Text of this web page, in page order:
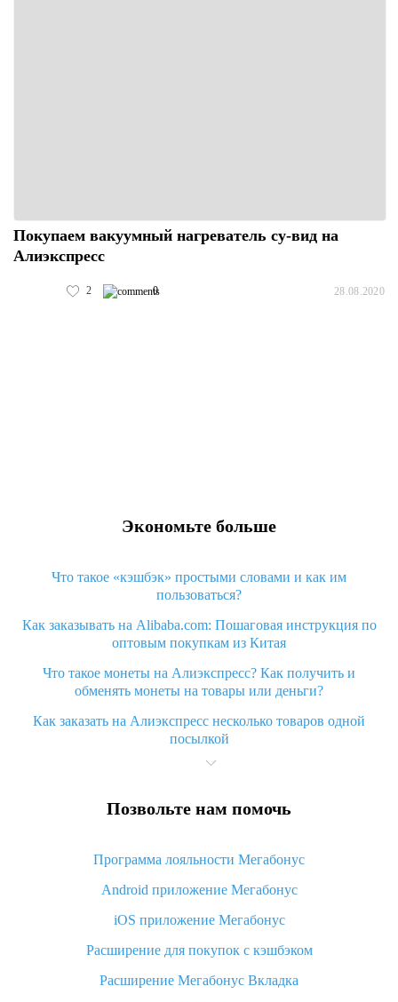
Покупаем вакуумный нагреватель су-вид на
Алиэкспресс
2 0 28.08.2020
Экономьте больше
Что такое «кэшбэк» простыми словами и как им
пользоваться?
Как заказывать на Alibaba.com: Пошаговая инструкция по
оптовым покупкам из Китая
Что такое монеты на Алиэкспресс? Как получить и
обменять монеты на товары или деньги?
Как заказать на Алиэкспресс несколько товаров одной
посылкой
Что значит статус «Заказ закрыт» на Алиэкспресс и что
Что делать, если Алиэкспресс просит ввести паспортные
Как узнать, куда пришла посылка с Алиэкспресс
Вы отменили заказ на Алиэкспресс, когда вернут деньги?
Что такое баллы на Алиэкспресс, как их получить и
«AliExpress Standard Shipping»: что это за метод доставки и
как его отслеживать
Позвольте нам помочь
Программа лояльности Мегабонус
Android приложение Мегабонус
iOS приложение Мегабонус
Расширение для покупок с кэшбэком
Расширение Мегабонус Вкладка